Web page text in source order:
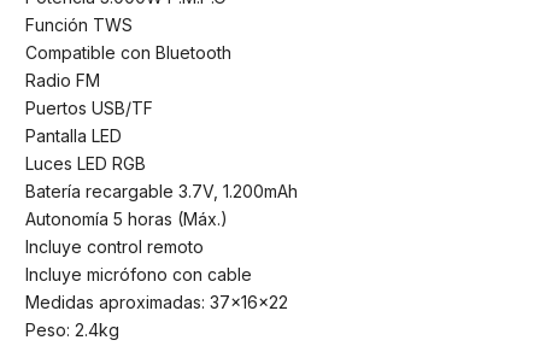
Función TWS
Compatible con Bluetooth
Radio FM
Puertos USB/TF
Pantalla LED
Luces LED RGB
Batería recargable 3.7V, 1.200mAh
Autonomía 5 horas (Máx.)
Incluye control remoto
Incluye micrófono con cable
Medidas aproximadas: 37x16x22
Peso: 2.4kg